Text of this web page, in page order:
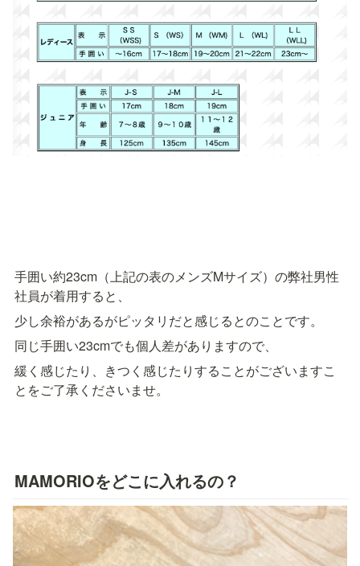
手囲い約23cm（上記の表のメンズMサイズ）の弊社男性
社員が着用すると、
少し余裕があるがピッタリだと感じるとのことです。
同じ手囲い23cmでも個人差がありますので、
緩く感じたり、きつく感じたりすることがございますこ
とをご了承くださいませ。
MAMORIOをどこに入れるの？